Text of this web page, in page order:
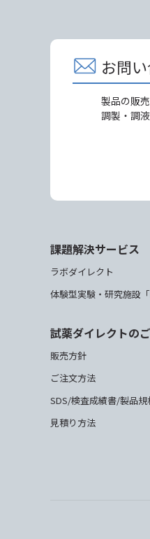
お問
製品の販
調製・調
課題解決サービス
ラボダイレクト
体験型実験・研究施設
試薬ダイレクトの
販売方針
ご注文方法
SDS/検査成績書/製品
見積り方法